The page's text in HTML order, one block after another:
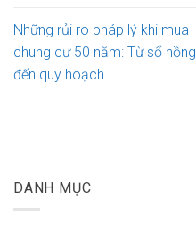
Những rủi ro pháp lý khi mua
chung cư 50 năm: Từ sổ hồng
đến quy hoạch
DANH MỤC